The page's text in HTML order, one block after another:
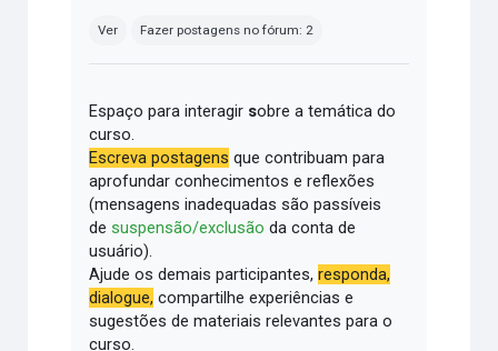
Ver Fazer postagens no fórum: 2
Espaço para interagir sobre a temática do
curso.
Escreva postagens que contribuam para
aprofundar conhecimentos e reflexões
(mensagens inadequadas são passíveis
desuspensão/exclusão da conta de
usuário).
Ajude os demais participantes,responda,
dialogue, compartilhe experiências e
sugestões de materiais relevantes para o
curso.